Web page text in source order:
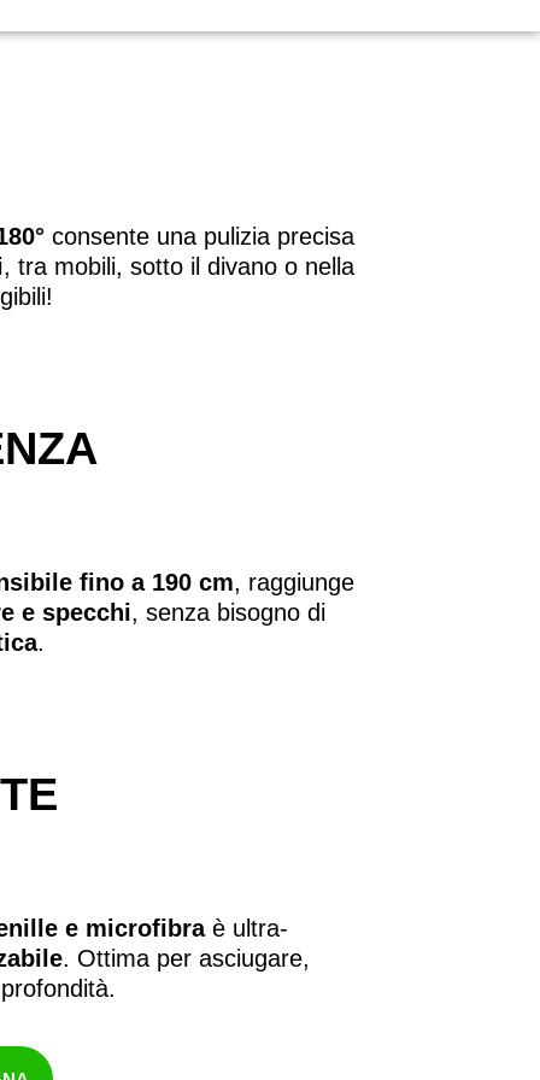
consente una pulizia precisa
, tra mobili, sotto il divano o nella
fino a 190 cm, raggiunge
e specchi, senza bisogno di
.
e microfibraè ultra-
. Ottima per asciugare,